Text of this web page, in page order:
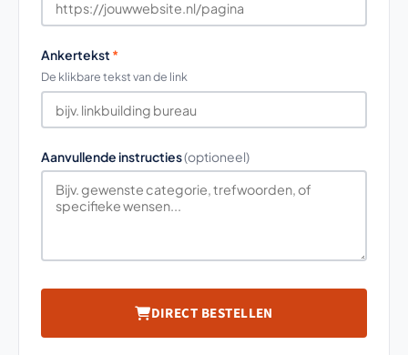
Ankertekst *
De klikbare tekst van de link
Aanvullende instructies(optioneel)
DIRECT BESTELLEN